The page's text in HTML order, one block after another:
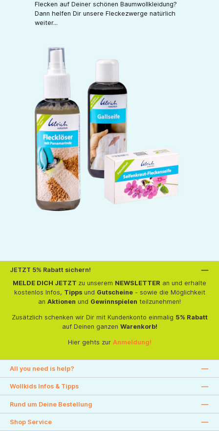
Flecken auf Deiner schönen Baumwollkleidung?
Dann helfen Dir unsere Fleckezwerge natürlich
weiter...
JETZT 5% Rabatt sichern!
MELDE DICH JETZT zu unserem NEWSLETTER an und erhalte
kostenlos Infos, Tippsund Gutscheine- sowie die Möglichkeit
an Aktionen und Gewinnspielen teilzunehmen!
Zusätzlich schenken wir Dir mit Kundenkonto einmalig 5% Rabatt
auf Deinen ganzen Warenkorb!
Hier gehts zur Anmeldung!
All you need is help?
Wollkids Infos & Tipps
Rund um Deine Bestellung
Shop Service